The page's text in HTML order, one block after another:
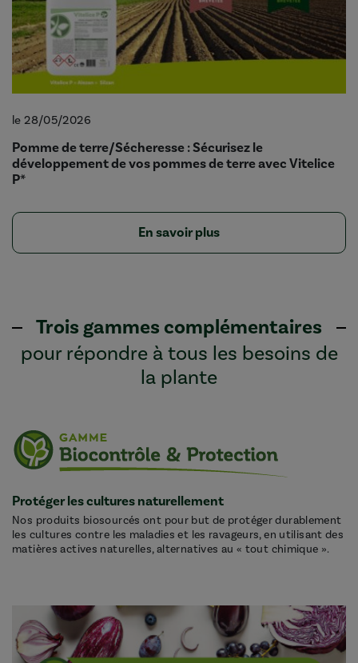
le 28/05/2026
Pomme de terre/Sécheresse : Sécurisez le
développement de vos pommes de terre avec Vitelice
P*
En savoir plus
Trois gammes complémentaires
pour répondre à tous les besoins de
la plante
Protéger les cultures naturellement
Nos produits biosourcés ont pour but de protéger durablement
les cultures contre les maladies et les ravageurs, en utilisant des
matières actives naturelles, alternatives au « tout chimique ».